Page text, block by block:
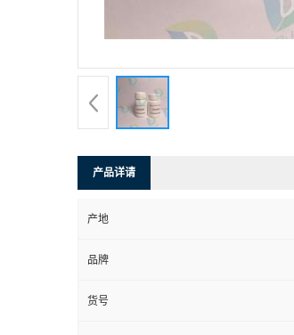
产品详请
产地
品牌
货号